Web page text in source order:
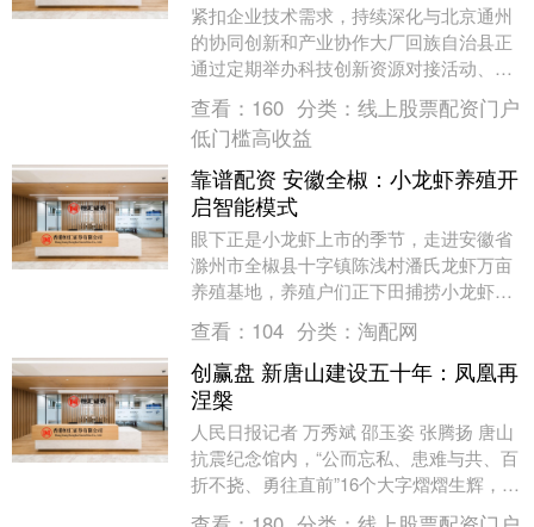
紧扣企业技术需求，持续深化与北京通州
的协同创新和产业协作大厂回族自治县正
通过定期举办科技创新资源对接活动、搭
建共享研发平台、优化营商环境等一系列
举措，加快推动科....
查看： 160 分类： 线上股票配资门户
低门槛高收益
靠谱配资 安徽全椒：小龙虾养殖开
启智能模式
眼下正是小龙虾上市的季节，走进安徽省
滁州市全椒县十字镇陈浅村潘氏龙虾万亩
养殖基地，养殖户们正下田捕捞小龙虾。
收笼、倒虾、入桶……一连串动作麻利娴
熟，不一会儿，水....
查看： 104 分类： 淘配网
创赢盘 新唐山建设五十年：凤凰再
涅槃
人民日报记者 万秀斌 邵玉姿 张腾扬 唐山
抗震纪念馆内，“公而忘私、患难与共、百
折不挠、勇往直前”16个大字熠熠生辉，镌
刻着1976年抗震救灾的精神力量，见证